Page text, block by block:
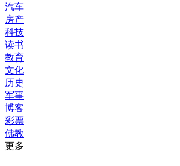
汽车
房产
科技
读书
教育
文化
历史
军事
博客
彩票
佛教
更多